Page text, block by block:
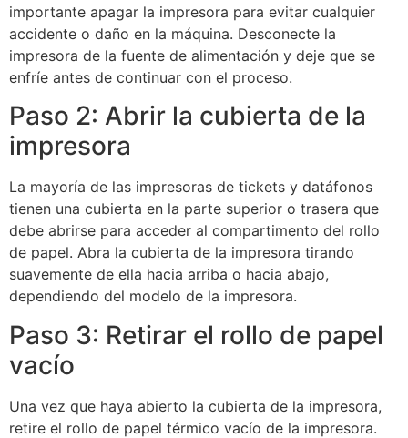
importante apagar la impresora para evitar cualquier
accidente o daño en la máquina. Desconecte la
impresora de la fuente de alimentación y deje que se
enfríe antes de continuar con el proceso.
Paso 2: Abrir la cubierta de la
impresora
La mayoría de las impresoras de tickets y datáfonos
tienen una cubierta en la parte superior o trasera que
debe abrirse para acceder al compartimento del rollo
de papel. Abra la cubierta de la impresora tirando
suavemente de ella hacia arriba o hacia abajo,
dependiendo del modelo de la impresora.
Paso 3: Retirar el rollo de papel
vacío
Una vez que haya abierto la cubierta de la impresora,
retire el rollo de papel térmico vacío de la impresora.